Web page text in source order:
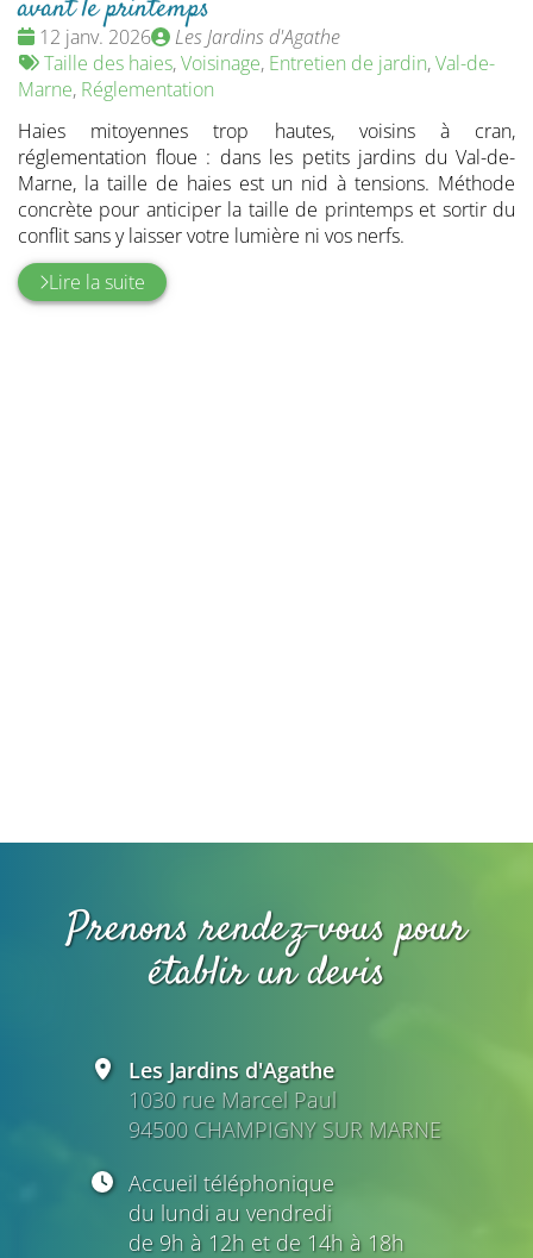
avant le printemps
Date
:
12 janv. 2026
Publié
par
Les Jardins d'Agathe
Tags
:
Taille des haies,Voisinage, Entretien de jardin,Val-de-
Marne, Réglementation
Haies mitoyennes trop hautes, voisins à cran,
réglementation floue : dans les petits jardins du Val-de-
Marne, la taille de haies est un nid à tensions. Méthode
concrète pour anticiper la taille de printemps et sortir du
conflit sans y laisser votre lumière ni vos nerfs.
Lire la suite
Prenons rendez-vous pour
établir un devis
Les Jardins d'Agathe
1030 rue Marcel Paul
94500 CHAMPIGNY SUR MARNE
Accueil téléphonique
du lundi au vendredi
de 9h à 12h et de 14h à 18h